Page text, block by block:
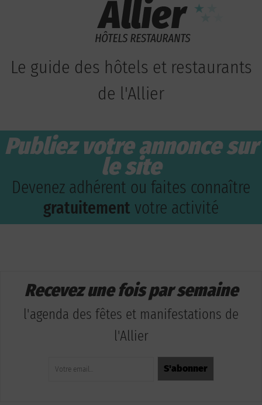
Le guide des hôtels et restaurants
de l'Allier
Publiez votre annonce sur
le site
Devenez adhérent ou faites connaître
gratuitement votre activité
Recevez une fois par semaine
l'agenda des fêtes et manifestations de
l'Allier